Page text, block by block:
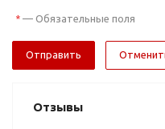
* — Обязательные поля
Отзывы